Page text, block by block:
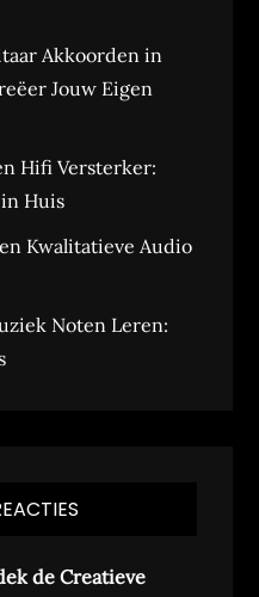
Akkoorden in
Jouw Eigen
Hifi Versterker:
Huis
Kwalitatieve Audio
Noten Leren:
de Creatieve